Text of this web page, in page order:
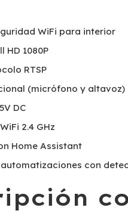
WiFi para interior
HD 1080P
RTSP
(micrófono y altavoz)
DC
2.4 GHz
Home Assistant
con